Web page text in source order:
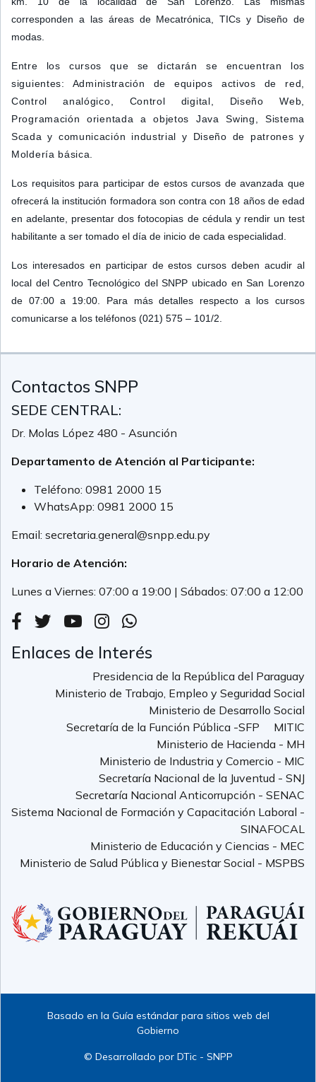
corresponden a las áreas de Mecatrónica, TICs y Diseño de
modas.
Entre los cursos que se dictarán se encuentran los
siguientes: Administración de equipos activos de red,
Control analógico, Control digital, Diseño Web,
Programación orientada a objetos Java Swing, Sistema
Scada y comunicación industrial y Diseño de patrones y
Moldería básica.
Los requisitos para participar de estos cursos de avanzada que
ofrecerá la institución formadora son contra con 18 años de edad
en adelante, presentar dos fotocopias de cédula y rendir un test
habilitante a ser tomado el día de inicio de cada especialidad.
Los interesados en participar de estos cursos deben acudir al
local del Centro Tecnológico del SNPP ubicado en San Lorenzo
de 07:00 a 19:00. Para más detalles respecto a los cursos
comunicarse a los teléfonos (021) 575 – 101/2.
Contactos SNPP
SEDE CENTRAL:
Dr. Molas López 480 - Asunción
Departamento de Atención al Participante:
Teléfono: 0981 2000 15
WhatsApp: 0981 2000 15
Email: secretaria.general@snpp.edu.py
Horario de Atención:
Lunes a Viernes: 07:00 a 19:00 | Sábados: 07:00 a 12:00
Enlaces de Interés
Presidencia de la República del Paraguay
Ministerio de Trabajo, Empleo y Seguridad Social
Ministerio de Desarrollo Social
Secretaría de la Función Pública -SFP
MITIC
Ministerio de Hacienda - MH
Ministerio de Industria y Comercio - MIC
Secretaría Nacional de la Juventud - SNJ
Secretaría Nacional Anticorrupción - SENAC
Sistema Nacional de Formación y Capacitación Laboral -
SINAFOCAL
Ministerio de Educación y Ciencias - MEC
Ministerio de Salud Pública y Bienestar Social - MSPBS
Basado en la Guía estándar para sitios web del
Gobierno
© Desarrollado por DTic - SNPP